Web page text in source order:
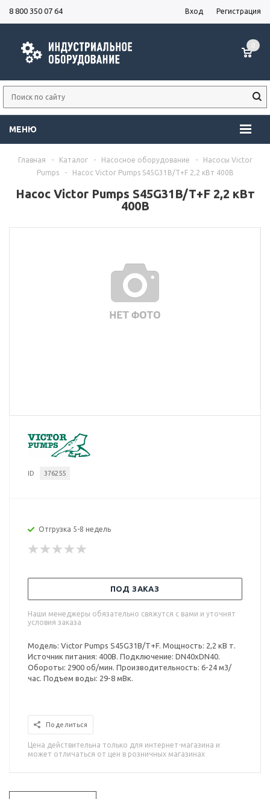
8 800 350 07 64 Вход Регистрация
МЕНЮ
0
Главная - Каталог - Насосное оборудование -
Насосы Victor
Pumps
- Насос Victor Pumps S45G31B/T+F 2,2 кВт 400В
Насос Victor Pumps S45G31B/T+F 2,2 кВт
400В
ID 376255
Отгрузка 5-8 недель
ПОД ЗАКАЗ
Наши менеджеры обязательно свяжутся с вами и уточнят
условия заказа
Модель: Victor Pumps S45G31B/T+F. Мощность: 2,2 кВ т.
Источник питания: 400В. Подключение: DN40xDN40.
Обороты: 2900 об/мин. Производительность: 6-24 м3/
час. Подъем воды: 29-8 мВк.
Поделиться
Цена действительна только для интернет-магазина и
может отличаться от цен в розничных магазинах